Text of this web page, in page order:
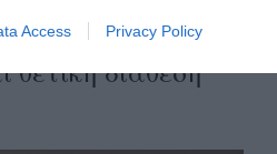
Access Privacy Policy
ημέρα σας με
θετική διάθεση